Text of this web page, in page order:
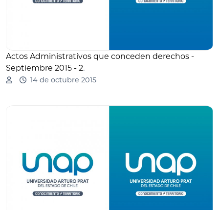
Actos Administrativos que conceden derechos -
Septiembre 2015 - 2.
14 de octubre 2015